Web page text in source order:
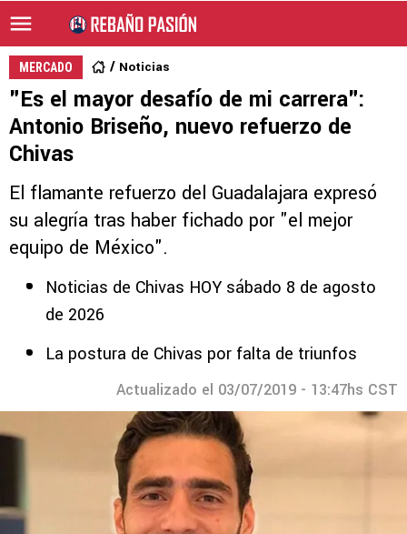
MERCADO Noticias
"Es el mayor desafío de mi carrera":
Antonio Briseño, nuevo refuerzo de
Chivas
El flamante refuerzo del Guadalajara expresó
su alegría tras haber fichado por "el mejor
equipo de México".
Noticias de Chivas HOY sábado 8 de agosto
de 2026
La postura de Chivas por falta de triunfos
Actualizado el 03/07/2019 - 13:47hs CST